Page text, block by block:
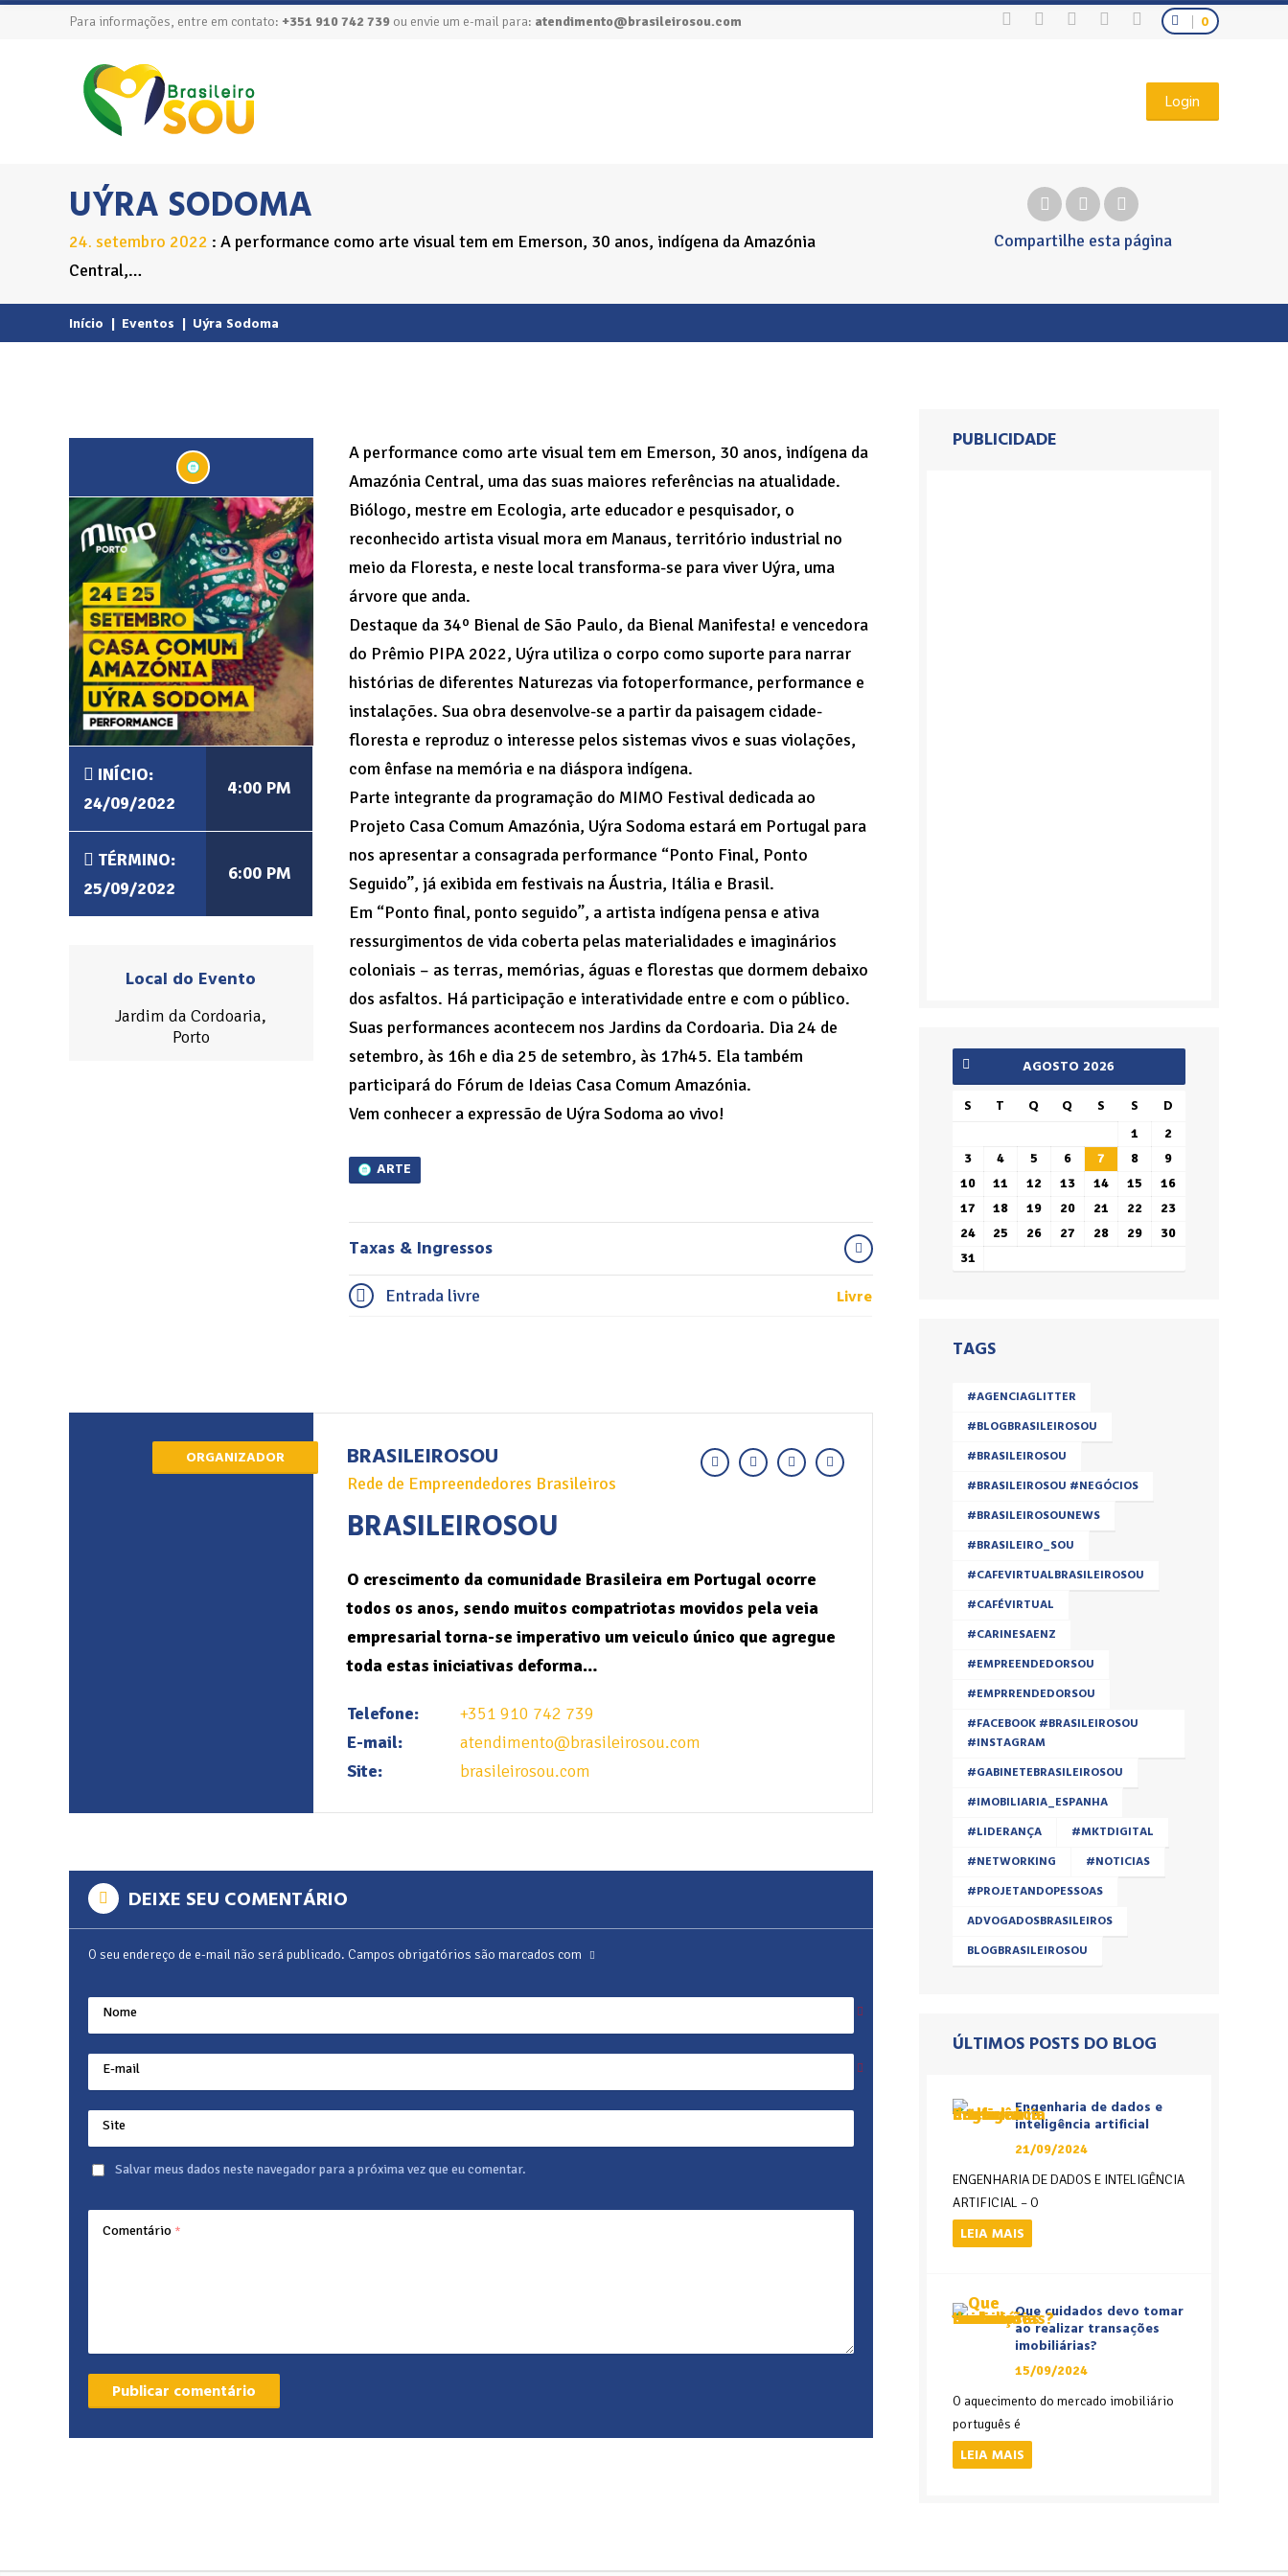
0
Para informações, entre em contato: +351 910 742 739 ou envie um e-mail para: atendimento@brasileirosou.com
Login
UÝRA SODOMA
24. setembro 2022
A performance como arte visual tem em Emerson, 30 anos, indígena da Amazónia
Central,…
Compartilhe esta página
Início | Eventos | Uýra Sodoma
INÍCIO:
24/09/2022
4:00 PM
TÉRMINO:
25/09/2022
6:00 PM
Local do Evento
Jardim da Cordoaria,
Porto
A performance como arte visual tem em Emerson, 30 anos, indígena da
Amazónia Central, uma das suas maiores referências na atualidade.
Biólogo, mestre em Ecologia, arte educador e pesquisador, o
reconhecido artista visual mora em Manaus, território industrial no
meio da Floresta, e neste local transforma-se para viver Uýra, uma
árvore que anda.
Destaque da 34º Bienal de São Paulo, da Bienal Manifesta! e vencedora
do Prêmio PIPA 2022, Uýra utiliza o corpo como suporte para narrar
histórias de diferentes Naturezas via fotoperformance, performance e
instalações. Sua obra desenvolve-se a partir da paisagem cidade-
floresta e reproduz o interesse pelos sistemas vivos e suas violações,
com ênfase na memória e na diáspora indígena.
Parte integrante da programação do MIMO Festival dedicada ao
Projeto Casa Comum Amazónia, Uýra Sodoma estará em Portugal para
nos apresentar a consagrada performance “Ponto Final, Ponto
Seguido”, já exibida em festivais na Áustria, Itália e Brasil.
Em “Ponto final, ponto seguido”, a artista indígena pensa e ativa
ressurgimentos de vida coberta pelas materialidades e imaginários
coloniais – as terras, memórias, águas e florestas que dormem debaixo
dos asfaltos. Há participação e interatividade entre e com o público.
Suas performances acontecem nos Jardins da Cordoaria. Dia 24 de
setembro, às 16h e dia 25 de setembro, às 17h45. Ela também
participará do Fórum de Ideias Casa Comum Amazónia.
Vem conhecer a expressão de Uýra Sodoma ao vivo!
ARTE
Taxas & Ingressos
Entrada livre Livre
ORGANIZADOR BRASILEIROSOU
Rede de Empreendedores Brasileiros
BRASILEIROSOU
O crescimento da comunidade Brasileira em Portugal ocorre
todos os anos, sendo muitos compatriotas movidos pela veia
empresarial torna-se imperativo um veiculo único que agregue
toda estas iniciativas deforma…
Telefone:
+351 910 742 739
E-mail:
atendimento@brasileirosou.com
Site:
brasileirosou.com
DEIXE SEU COMENTÁRIO
O seu endereço de e-mail não será publicado. Campos obrigatórios são marcados com
Nome
E-mail
Site
Salvar meus dados neste navegador para a próxima vez que eu comentar.
Comentário *
PUBLICIDADE
AGOSTO 2026
S
T Q Q S S D
1
2
3
4 5 6 7 8
9
10
11 12 13 14 15
16
17
18 19 20 21 22
23
24
25 26 27 28 29
30
31
TAGS
#AGENCIAGLITTER
#BLOGBRASILEIROSOU
#BRASILEIROSOU
#BRASILEIROSOU #NEGÓCIOS
#BRASILEIROSOUNEWS
#BRASILEIRO_SOU
#CAFEVIRTUALBRASILEIROSOU
#CAFÉVIRTUAL
#CARINESAENZ
#EMPREENDEDORSOU
#EMPRRENDEDORSOU
#FACEBOOK #BRASILEIROSOU
#INSTAGRAM
#GABINETEBRASILEIROSOU
#IMOBILIARIA_ESPANHA
#LIDERANÇA
#MKTDIGITAL
#NETWORKING
#NOTICIAS
#PROJETANDOPESSOAS
ADVOGADOSBRASILEIROS
BLOGBRASILEIROSOU
ÚLTIMOS POSTS DO BLOG
Engenharia de dados e
inteligência artificial
21/09/2024
ENGENHARIA DE DADOS E INTELIGÊNCIA
ARTIFICIAL – O
LEIA MAIS
Que cuidados devo tomar
ao realizar transações
imobiliárias?
15/09/2024
O aquecimento do mercado imobiliário
português é
LEIA MAIS